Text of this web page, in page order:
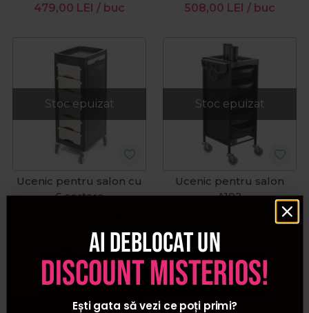
479,00 LEI / buc
508,00 LEI / buc
Stoc epuizat
Ucenic pentru salon cu
6 sertare
Stoc epuizat
Ucenic pentru salon
A192
Ai deblocat un
discount misterios!
Ești gata să vezi ce poți primi?